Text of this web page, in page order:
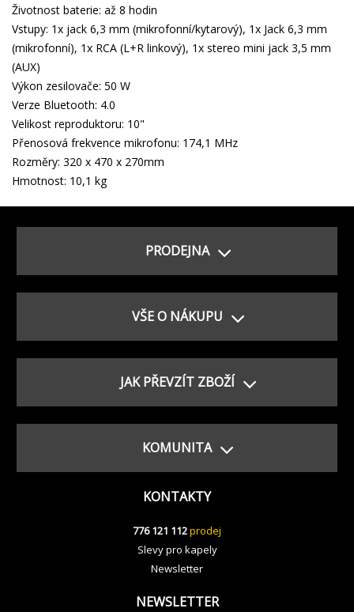
Životnost baterie: až 8 hodin
Vstupy: 1x jack 6,3 mm (mikrofonní/kytarový), 1x Jack 6,3 mm
(mikrofonní), 1x RCA (L+R linkový), 1x stereo mini jack 3,5 mm
(AUX)
Výkon zesilovače: 50 W
Verze Bluetooth: 4.0
Velikost reproduktoru: 10"
Přenosová frekvence mikrofonu: 174,1 MHz
Rozměry: 320 x 470 x 270mm
Hmotnost: 10,1 kg
PRODEJNA
VŠE O NÁKUPU
JAK PŘEVZÍT ZBOŽÍ
KOMUNITA
KONTAKTY
776 121 112prodej
Slevy pro kapely
Newsletter
NEWSLETTER